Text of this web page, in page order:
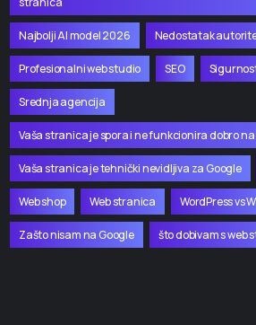
Najbolji AI model 2026 Nedostatak
Profesionalni web studio SEO
Srednja agencija
Vaša stranica je spora i ne funkcionira dobro
Vaša stranica je tehnički nevidljiva za Google
Web shop Web stranica WordPress vs
Zašto nisam na Google što dobivam s web